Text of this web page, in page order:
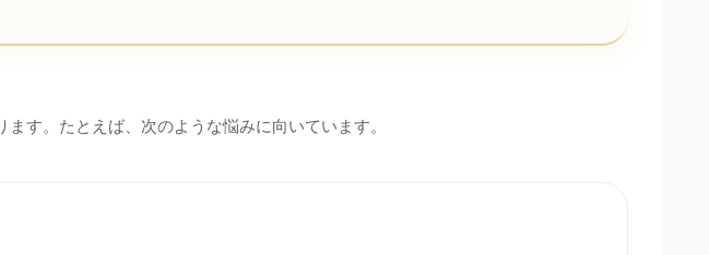
す。たとえば、次のような悩みに向いています。